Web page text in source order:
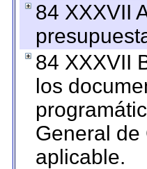
84 XXXVII
84 XXXVII
los
General
aplicable.